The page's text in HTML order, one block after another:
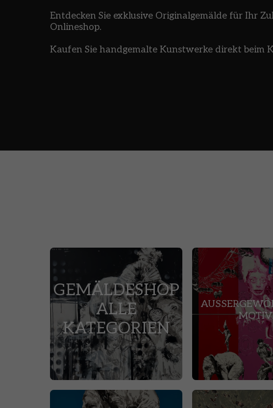
Entdecken Sie exklusive Originalgemälde für Ihr
Onlineshop.
Kaufen Sie handgemalte Kunstwerke direkt beim
GEMÄLDESHOP
ALLE
KATEGORIEN